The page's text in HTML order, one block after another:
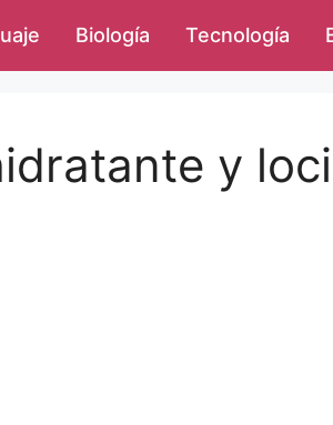
Biología Tecnología
y